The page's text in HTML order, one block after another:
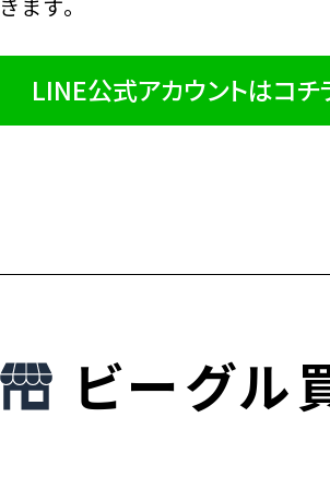
きます。
LINE公式アカウントはコチ
ビーグル